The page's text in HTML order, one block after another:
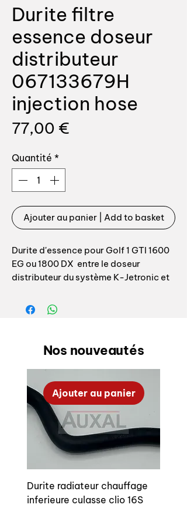
Durite filtre
essence doseur
distributeur
067133679H
injection hose
77,00 €
Quantité *
Ajouter au panier | Add to basket
Durite d'essence pour Golf 1 GTI 1600
EG ou 1800 DX entre le doseur
distributeur du système K-Jetronic et
Référence origine: 067133679H
Livrée avec les vis banjo et les joints
OEM Golf 1 GTI fuel hose, enter K-
jetronic head and fuel filter
OEM reference: 067133679H
Nos nouveautés
Ajouter au panier
Durite radiateur chauffage
inferieure culasse clio 16S